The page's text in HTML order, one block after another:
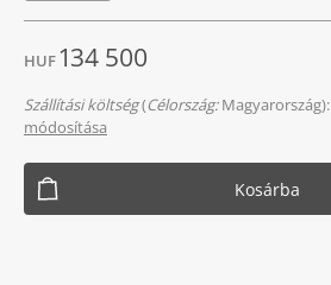
HUF134 500
Szállítási költség(Célország:Magyarország):
módosítása
Kosárba